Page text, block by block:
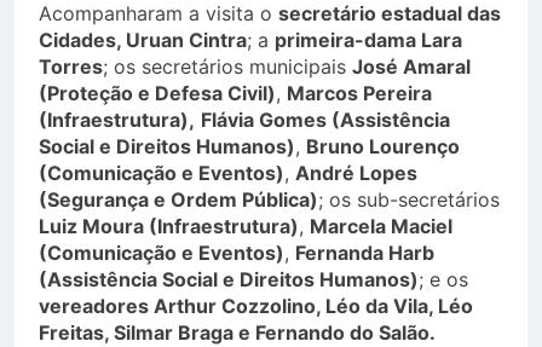
Acompanharam a visita o secretário estadual das
Cidades, Uruan Cintra; a primeira-dama Lara
Torres; os secretários municipais José Amaral
(Proteção e Defesa Civil), Marcos Pereira
(Infraestrutura), Flávia Gomes (Assistência
Social e Direitos Humanos), Bruno Lourenço
(Comunicação e Eventos), André Lopes
(Segurança e Ordem Pública); os sub-secretários
Luiz Moura (Infraestrutura), Marcela Maciel
(Comunicação e Eventos), Fernanda Harb
(Assistência Social e Direitos Humanos); e os
vereadores Arthur Cozzolino, Léo da Vila, Léo
Freitas, Silmar Braga e Fernando do Salão.